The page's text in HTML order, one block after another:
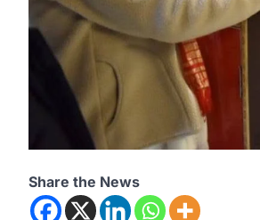
Share the News